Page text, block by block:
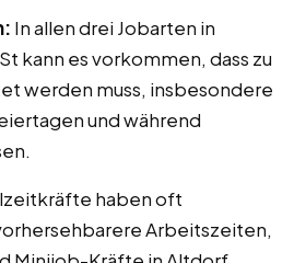
In allen drei Jobarten in
kann es vorkommen, dass zu
werden muss, insbesondere
und während
haben oft
Arbeitszeiten,